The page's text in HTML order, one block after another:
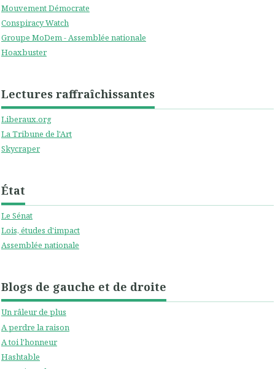
Mouvement Démocrate
Conspiracy Watch
Groupe MoDem - Assemblée nationale
Hoaxbuster
Lectures raffraîchissantes
Liberaux.org
La Tribune de l'Art
Skycraper
État
Le Sénat
Lois, études d'impact
Assemblée nationale
Blogs de gauche et de droite
Un râleur de plus
A perdre la raison
A toi l'honneur
Hashtable